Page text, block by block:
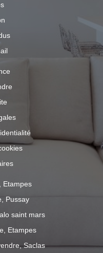
Etampes
Pussay
saint mars
Etampes
Saclas